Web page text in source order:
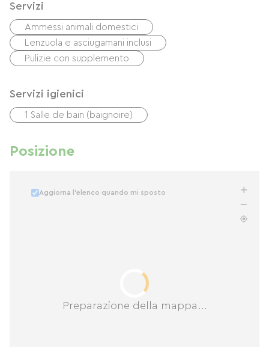
Servizi
Ammessi animali domestici
Lenzuola e asciugamani inclusi
Pulizie con supplemento
Servizi igienici
1 Salle de bain (baignoire)
Posizione
Preparazione della mappa...
Aggiorna l'elenco quando mi sposto